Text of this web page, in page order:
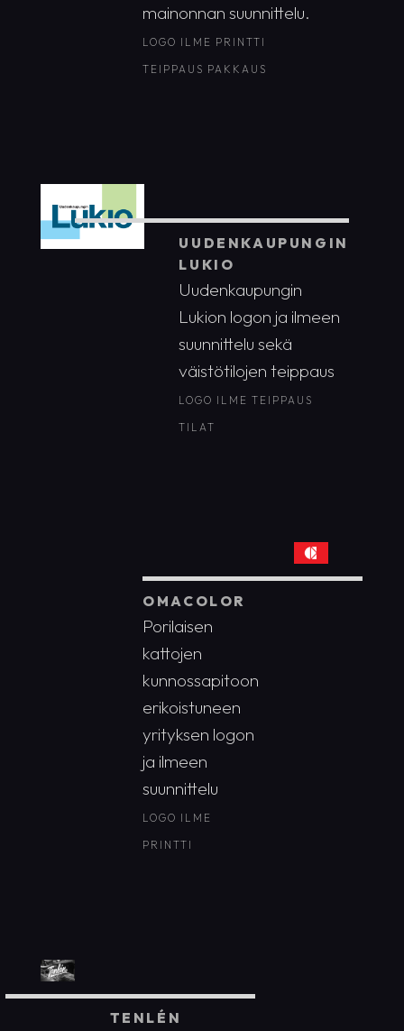
mainonnan suunnittelu.
LOGO ILME PRINTTI
TEIPPAUS PAKKAUS
UUDENKAUPUNGIN
LUKIO
Uudenkaupungin
Lukion logon ja ilmeen
suunnittelu sekä
väistötilojen teippaus
LOGO ILME TEIPPAUS
TILAT
OMACOLOR
Porilaisen
kattojen
kunnossapitoon
erikoistuneen
yrityksen logon
ja ilmeen
suunnittelu
LOGO ILME
PRINTTI
TENLÉN